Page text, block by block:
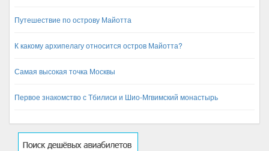
Путешествие по острову Майотта
К какому архипелагу относится остров Майотта?
Самая высокая точка Москвы
Первое знакомство с Тбилиси и Шио-Мгвимский монастырь